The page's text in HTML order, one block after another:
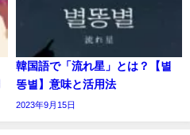
韓国語で「流れ星」とは？【별
똥별】意味と活用法
2023年9月15日